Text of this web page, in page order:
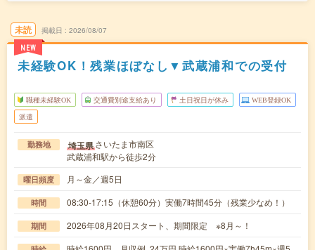
未読
NEW
掲載日 2026/08/07
未経験OK！残業ほぼなし▼武蔵浦和での受付
職種未経験OK 交通費別途支給あり 土日祝日が休み WEB登録OK
派遣
勤務地 埼玉県さいたま市南区
武蔵浦和駅から徒歩2分
曜日頻度 月～金／週5日
時間 08:30-17:15（休憩60分）実働7時間45分（残業少なめ！）
期間 2026年08月20日スタート、期間限定 ※8月～！